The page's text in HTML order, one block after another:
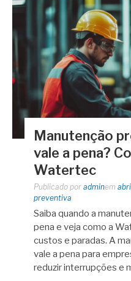
Manutenção
vale a pena?
Watertec
Publicado por adminem
preventiva
Saiba quando a
pena e veja como a
custos e paradas. A
vale a pena para
reduzir interrupções e